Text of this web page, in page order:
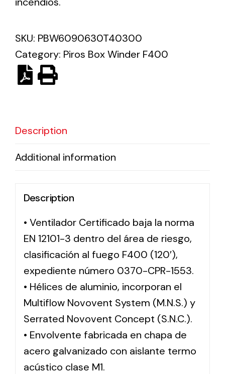
SKU: PBW6090630T40300
Category: Piros Box Winder F400
Description
Additional information
Description
• Ventilador Certificado baja la norma
EN 12101-3 dentro del área de riesgo,
clasificación al fuego F400 (120′),
expediente número 0370-CPR-1553.
• Hélices de aluminio, incorporan el
Multiflow Novovent System (M.N.S.) y
Serrated Novovent Concept (S.N.C.).
• Envolvente fabricada en chapa de
acero galvanizado con aislante termo
acústico clase M1.